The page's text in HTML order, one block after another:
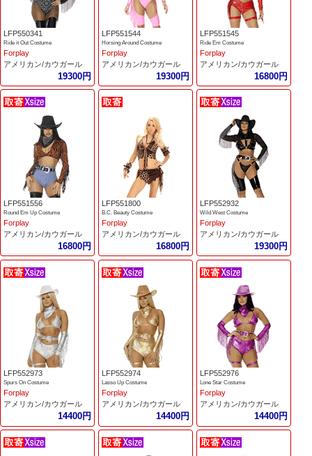
LFP550341
Ride it Out Costume
Forplay
アメリカン/カウガール
19300円
LFP551544
Horsing Around Costume
Forplay
アメリカン/カウガール
19300円
LFP551545
Ride Em Costume
Forplay
アメリカン/カウガール
16800円
LFP551556
Round Em Up Costume
Forplay
アメリカン/カウガール
16800円
LFP551800
B.C. Beauty Costume
Forplay
アメリカン/カウガール
16800円
LFP552932
Wild West Costume
Forplay
アメリカン/カウガール
19300円
LFP552973
Spurs On Costume
Forplay
アメリカン/カウガール
14400円
LFP552974
Lasso Up Costume
Forplay
アメリカン/カウガール
14400円
LFP552976
Lone Star Costume
Forplay
アメリカン/カウガール
14400円